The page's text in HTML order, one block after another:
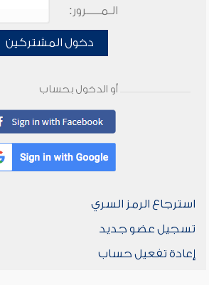
الـمـــــرور:
دخول المشتركين
أو الدخول بحساب
استرجاع الرمز السري
تسجيل عضو جديد
إعادة تفعيل حساب